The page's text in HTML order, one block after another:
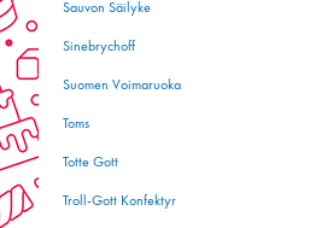
Sauvon Säilyke
Sinebrychoff
Suomen Voimaruoka
Toms
Totte Gott
Troll-Gott Konfektyr